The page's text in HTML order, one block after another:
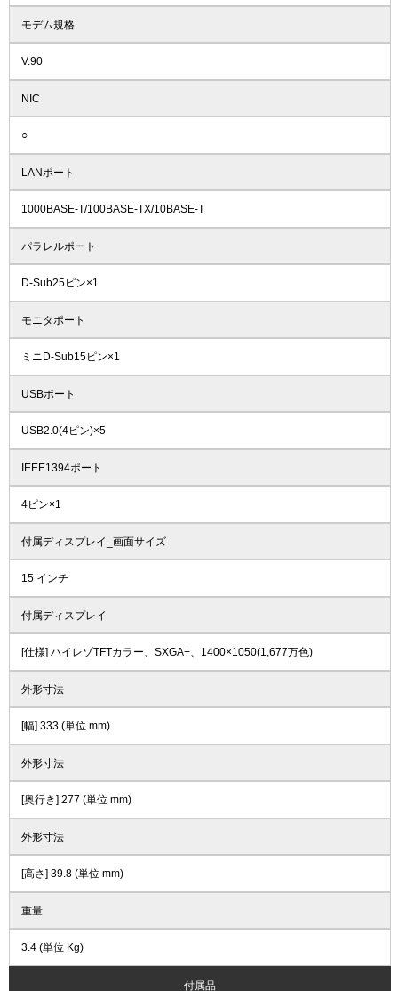
モデム規格
V.90
NIC
○
LANポート
1000BASE-T/100BASE-TX/10BASE-T
パラレルポート
D-Sub25ピン×1
モニタポート
ミニD-Sub15ピン×1
USBポート
USB2.0(4ピン)×5
IEEE1394ポート
4ピン×1
付属ディスプレイ_画面サイズ
15 インチ
付属ディスプレイ
[仕様] ハイレゾTFTカラー、SXGA+、1400×1050(1,677万色)
外形寸法
[幅] 333 (単位 mm)
外形寸法
[奥行き] 277 (単位 mm)
外形寸法
[高さ] 39.8 (単位 mm)
重量
3.4 (単位 Kg)
付属品